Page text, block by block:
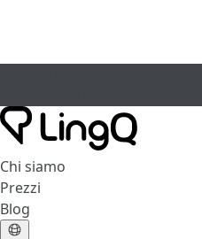
Chi siamo
Prezzi
Blog